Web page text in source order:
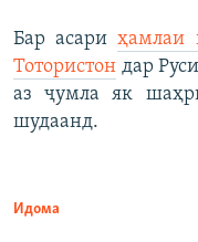
Бар асариҳамлаи
Тотористон дар
аз ҷумла як
шудаанд.
Идома